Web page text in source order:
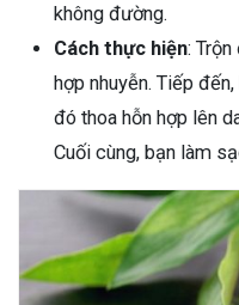
không đường.
Cách thực hiện:
hợp nhuyễn. Tiếp
đó thoa hỗn hợp lên
Cuối cùng, bạn làm